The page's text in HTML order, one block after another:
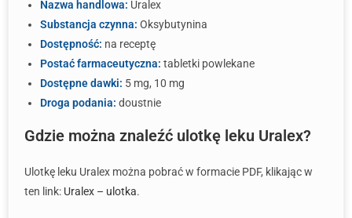
Nazwa handlowa: Uralex
Substancja czynna: Oksybutynina
Dostępność: na receptę
Postać farmaceutyczna: tabletki powlekane
Dostępne dawki: 5 mg, 10 mg
Droga podania: doustnie
Gdzie można znaleźć ulotkę leku Uralex?
Ulotkę leku Uralex można pobrać w formacie PDF, klikając w
ten link: Uralex – ulotka.